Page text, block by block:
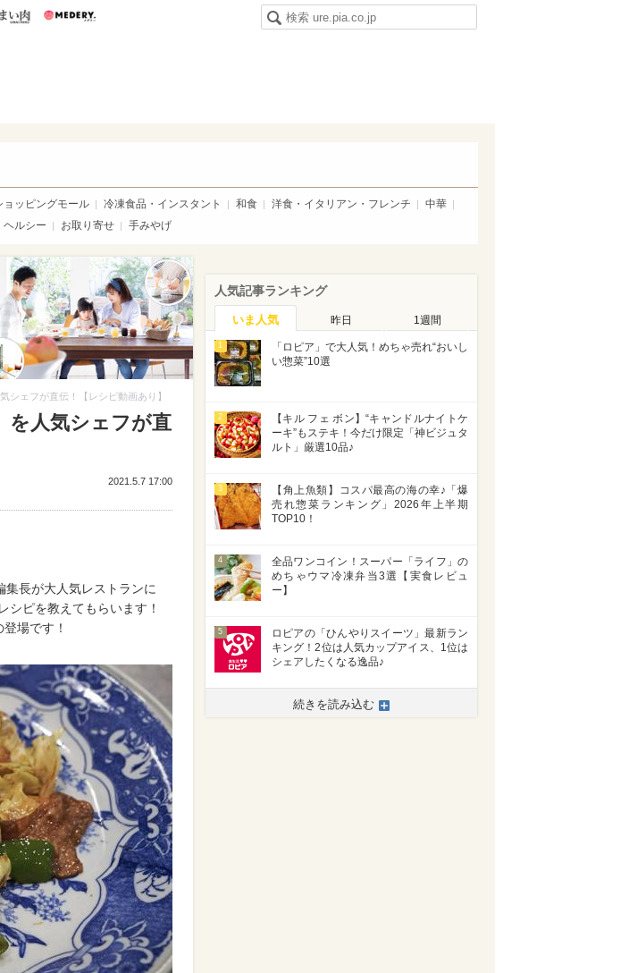
パン うまい肉
ョッピングモール 冷凍食品・インスタント 和食 洋食・イタリアン・フレンチ
中華
ヘルシー お取り寄せ 手みやげ
シェフが直伝！【レシピ動画あり】
を人気シェフが直
2021.5.7 17:00
長が大人気レストランに
シピを教えてもらいます！
場です！
人気記事ランキング
いま人気 昨日 1週間
1
「ロピア」で大人気！めちゃ売れ“おいし
い惣菜”10選
2
【キル フェ ボン】“キャンドルナイトケ
ーキ”もステキ！今だけ限定「神ビジュタ
ルト」厳選10品♪
3
【角上魚類】コスパ最高の海の幸♪「爆
売れ惣菜ランキング」2026年上半期
TOP10！
4
全品ワンコイン！スーパー「ライフ」の
めちゃウマ冷凍弁当3選【実食レビュ
ー】
5
ロピアの「ひんやりスイーツ」最新ラン
キング！2位は人気カップアイス、1位は
シェアしたくなる逸品♪
続きを読み込む